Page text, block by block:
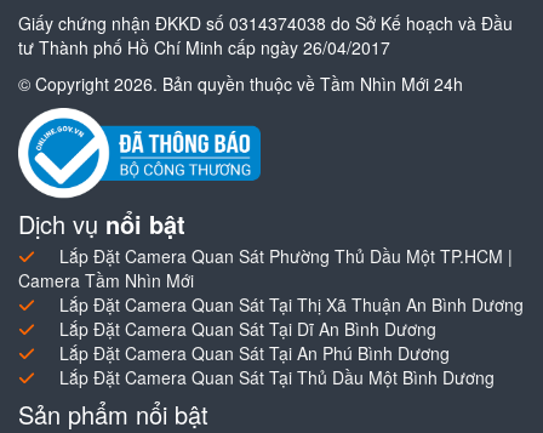
Giấy chứng nhận ĐKKD số 0314374038 do Sở Kế hoạch và Đầu
tư Thành phố Hồ Chí Minh cấp ngày 26/04/2017
© Copyright 2026. Bản quyền thuộc về Tầm Nhìn Mới 24h
Dịch vụ nổi bật
Lắp Đặt Camera Quan Sát Phường Thủ Dầu Một TP.HCM |
Camera Tầm Nhìn Mới
Lắp Đặt Camera Quan Sát Tại Thị Xã Thuận An Bình Dương
Lắp Đặt Camera Quan Sát Tại Dĩ An Bình Dương
Lắp Đặt Camera Quan Sát Tại An Phú Bình Dương
Lắp Đặt Camera Quan Sát Tại Thủ Dầu Một Bình Dương
Sản phẩm nổi bật